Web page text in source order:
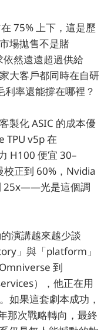
75% 上下，這是歷
場拋售不是賭
然遠遠超過供給
大客戶都同時在自研
率還能撐在哪裡？
製化 ASIC 的成本優
TPU v5p 在
H100 便宜 30–
校正到 60%，Nvidia
25x——光是這個調
演講越來越少談
」與「platform」
到
），他正在用
如果這套劇本成功，
那次戰略轉向，最終